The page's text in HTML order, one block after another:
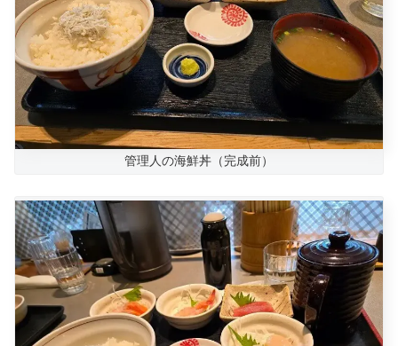
管理人の海鮮丼（完成前）